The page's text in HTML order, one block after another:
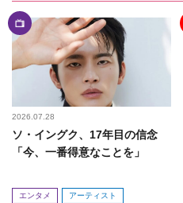
2026.07.28
ソ・イングク、17年目の信念
「今、一番得意なことを」
エンタメ アーティスト